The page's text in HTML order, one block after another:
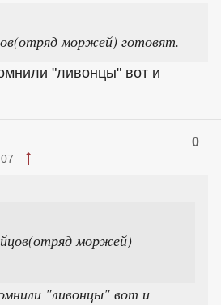
моржей) готовят.
"ливонцы" вот и
0
моржей)
"ливонцы" вот и